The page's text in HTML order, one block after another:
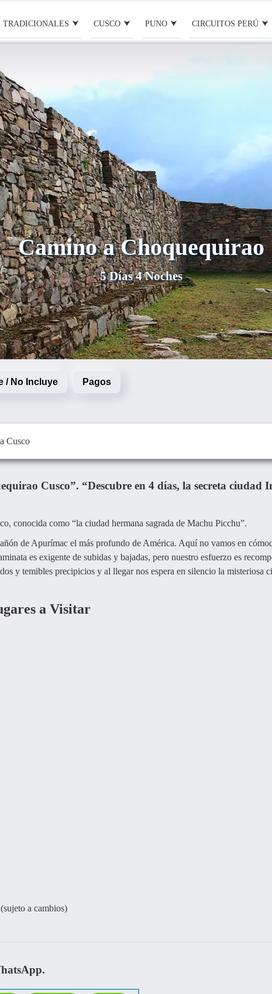
TRADICIONALES CUSCO PUNO CIRCUITOS PERÚ
Camino a Choquequirao
5 Días 4 Noches
/ No Incluye Pagos
Cusco
Cusco”. “Descubre en 4 días, la secreta ciudad
conocida como “la ciudad hermana sagrada de Machu Picchu”.
de Apurímac el más profundo de América. Aquí no vamos en
es exigente de subidas y bajadas, pero nuestro esfuerzo es
y temibles precipicios y al llegar nos espera en silencio la misteriosa
a Visitar
a cambios)